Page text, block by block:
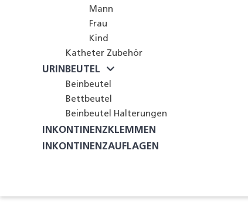
Mann
Frau
Kind
Katheter Zubehör
URINBEUTEL
Beinbeutel
Bettbeutel
Beinbeutel Halterungen
INKONTINENZKLEMMEN
INKONTINENZAUFLAGEN